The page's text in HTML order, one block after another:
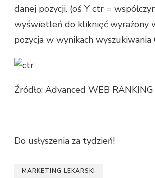
danej pozycji. (oś Y ctr =
wyświetleń do kliknięć wyrażony
pozycja w wynikach wyszukiwania
Źródło: Advanced WEB RANKING
Do usłyszenia za tydzień!
MARKETING LEKARSKI